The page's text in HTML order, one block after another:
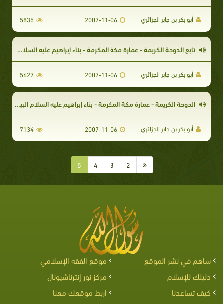
أبو بكر بن جابر الجزائري 2007-11-06
5835
تابع الدوحة الكريمة - عمارة مكة المكرمة - بناء إبراهيم عليه السلام البيت العتيق - سلسلة الطهر
أبو بكر بن جابر الجزائري 2007-11-06
5627
الدوحة الكريمة - عمارة مكة المكرمة - بناء إبراهيم عليه السلام البيت العتيق - سلسلة الطهر
أبو بكر بن جابر الجزائري 2007-11-06
7134
2
3
4
5
ساهم في نشر الموقع
موقع الفقه الإسلامي
دليلك للإسلام
مركز نور إنترناشيونال
كيف تساعدنا
اربط موقعك معنا